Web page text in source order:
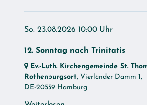
So. 23.08.2026 10:00 Uhr
12. Sonntag nach Trinitatis
Ev.-Luth. Kirchengemeinde St.
Rothenburgsort, Vierländer Damm 1,
DE-20539 Hamburg